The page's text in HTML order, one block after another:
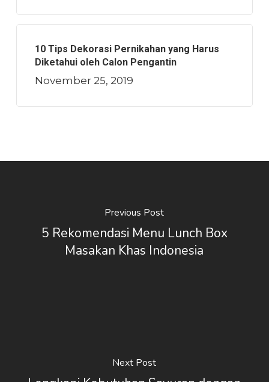
10 Tips Dekorasi Pernikahan yang Harus
Diketahui oleh Calon Pengantin
November 25, 2019
Previous Post
5 Rekomendasi Menu Lunch Box
Masakan Khas Indonesia
Next Post